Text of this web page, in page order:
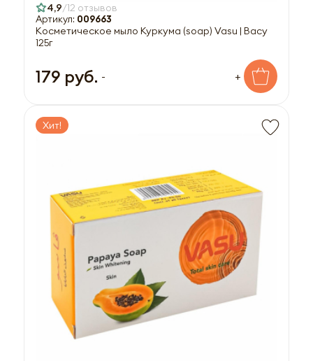
4,9 12 отзывов
Артикул: 009663
Косметическое мыло Куркума (soap) Vasu | Васу
125г
179 руб. - +
Хит!